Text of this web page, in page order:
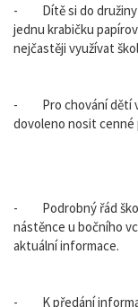
- Dítě si do družiny
jednu krabičku
nejčastěji využívat
- Pro chování dětí v
dovoleno nosit
- Podrobný řád
nástěnce u bočního
aktuální informace.
- K předání